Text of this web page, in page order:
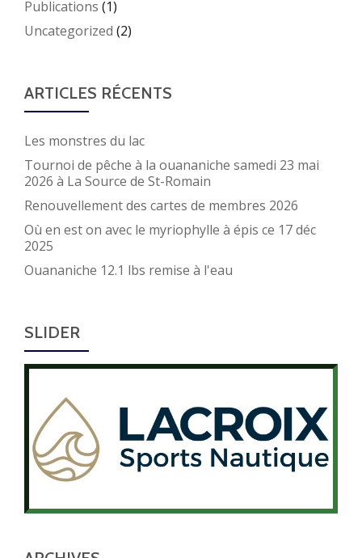
Publications (1)
Uncategorized (2)
ARTICLES RÉCENTS
Les monstres du lac
Tournoi de pêche à la ouananiche samedi 23 mai
2026 à La Source de St-Romain
Renouvellement des cartes de membres 2026
Où en est on avec le myriophylle à épis ce 17 déc
2025
Ouananiche 12.1 lbs remise à l'eau
SLIDER